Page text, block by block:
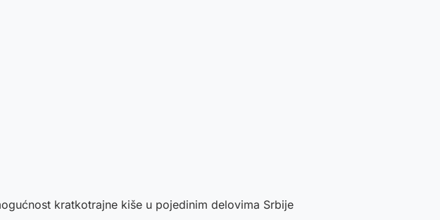
kratkotrajne kiše u pojedinim delovima Srbije